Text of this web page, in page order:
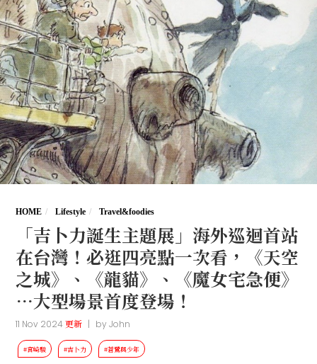
HOME Lifestyle Travel&foodies
「吉卜力誕生主題展」海外巡迴首站
在台灣！必逛四亮點一次看，《天空
之城》、《龍貓》、《魔女宅急便》
…大型場景首度登場！
11 Nov 2024更新 | byJohn
#宮崎駿 #吉卜力 #蒼鷺與少年